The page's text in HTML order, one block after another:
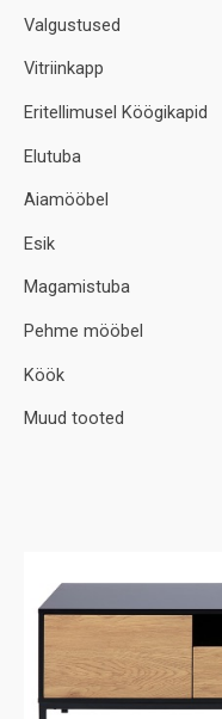
Valgustused
Vitriinkapp
Eritellimusel Köögikapid
Elutuba
Aiamööbel
Esik
Magamistuba
Pehme mööbel
Köök
Muud tooted